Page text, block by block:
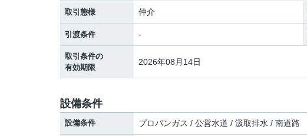
取引態様 仲介
引渡条件 -
取引条件の
有効期限
2026年08月14日
設備条件
設備条件 プロパンガス / 公営水道 / 汲取排水 / 南道路